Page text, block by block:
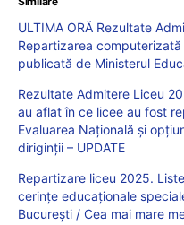
ULTIMA ORĂ Rezultate
Repartizarea
publicată de Ministerul
Rezultate Admitere Liceu
au aflat în ce licee au fost
Evaluarea Națională și
diriginții – UPDATE
Repartizare liceu 2025.
cerințe educaționale
București / Cea mai mare